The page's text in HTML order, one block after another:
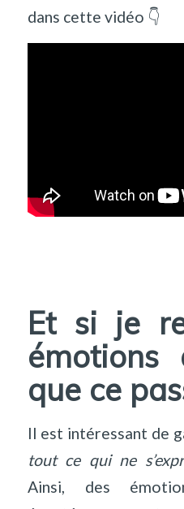
dans cette vidéo 👇
Et si je
émotions
que ce
Il est intéressant de
tout ce qui ne
Ainsi, des